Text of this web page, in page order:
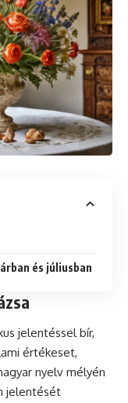
és júliusban
jelentéssel bír,
értékeset,
nyelv mélyén
jelentését